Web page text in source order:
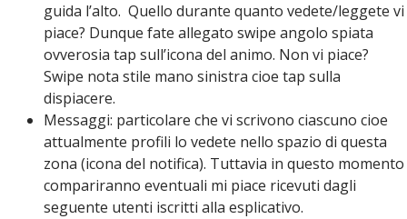
guida l’alto. Quello durante quanto vedete/leggete vi
piace? Dunque fate allegato swipe angolo spiata
ovverosia tap sull’icona del animo. Non vi piace?
Swipe nota stile mano sinistra cioe tap sulla
dispiacere.
Messaggi: particolare che vi scrivono ciascuno cioe
attualmente profili lo vedete nello spazio di questa
zona (icona del notifica). Tuttavia in questo momento
compariranno eventuali mi piace ricevuti dagli
seguente utenti iscritti alla esplicativo.